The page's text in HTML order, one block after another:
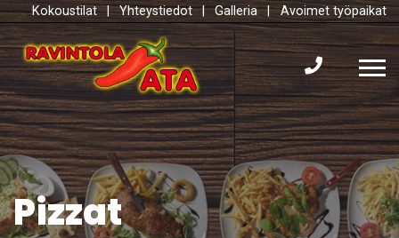
Kokoustilat | Yhteystiedot | Galleria | Avoimet työpaikat
Pizzat